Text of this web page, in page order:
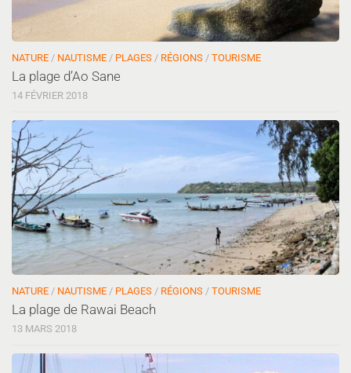
NATURE / NAUTISME / PLAGES / RÉGIONS / TOURISME
La plage d’Ao Sane
14 FÉVRIER 2018
NATURE / NAUTISME / PLAGES / RÉGIONS / TOURISME
La plage de Rawai Beach
13 MARS 2018